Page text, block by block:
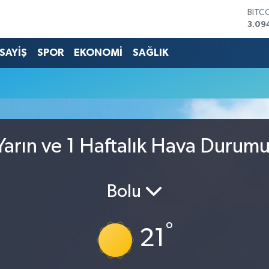
SPOR EKONOMİ SAĞLIK
ve 1 Haftalık Hava
Bolu
21 °